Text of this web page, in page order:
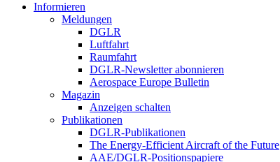
Informieren
Meldungen
DGLR
Luftfahrt
Raumfahrt
DGLR-Newsletter abonnieren
Aerospace Europe Bulletin
Magazin
Anzeigen schalten
Publikationen
DGLR-Publikationen
The Energy-Efficient Aircraft of the Future
AAE/DGLR-Positionspapiere